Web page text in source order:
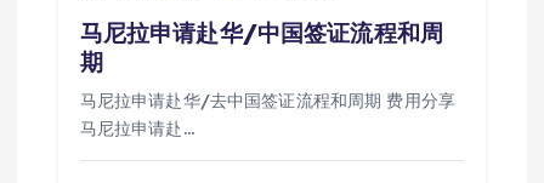
马尼拉申请赴华/中国签证流程和周
期
马尼拉申请赴华/去中国签证流程和周期 费用分享
马尼拉申请赴…